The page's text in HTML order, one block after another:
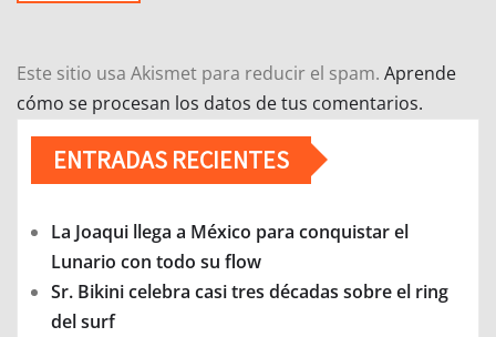
Este sitio usa Akismet para reducir el spam. Aprende
cómo se procesan los datos de tus comentarios.
ENTRADAS RECIENTES
La Joaqui llega a México para conquistar el
Lunario con todo su flow
Sr. Bikini celebra casi tres décadas sobre el ring
del surf